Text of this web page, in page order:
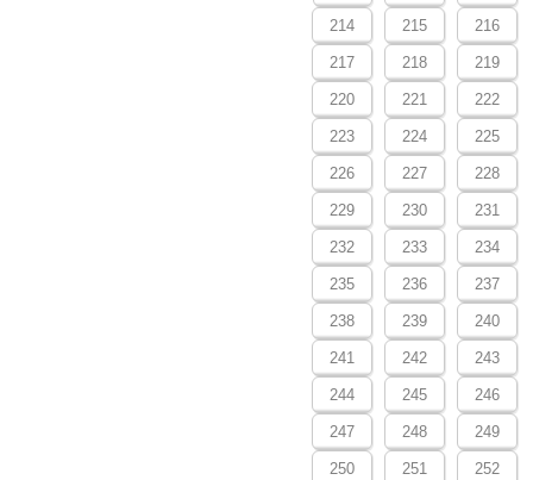
214 215 216
217 218 219
220 221 222
223 224 225
226 227 228
229 230 231
232 233 234
235 236 237
238 239 240
241 242 243
244 245 246
247 248 249
250 251 252